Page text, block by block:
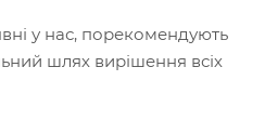
у нас, порекомендують
шлях вирішення всіх